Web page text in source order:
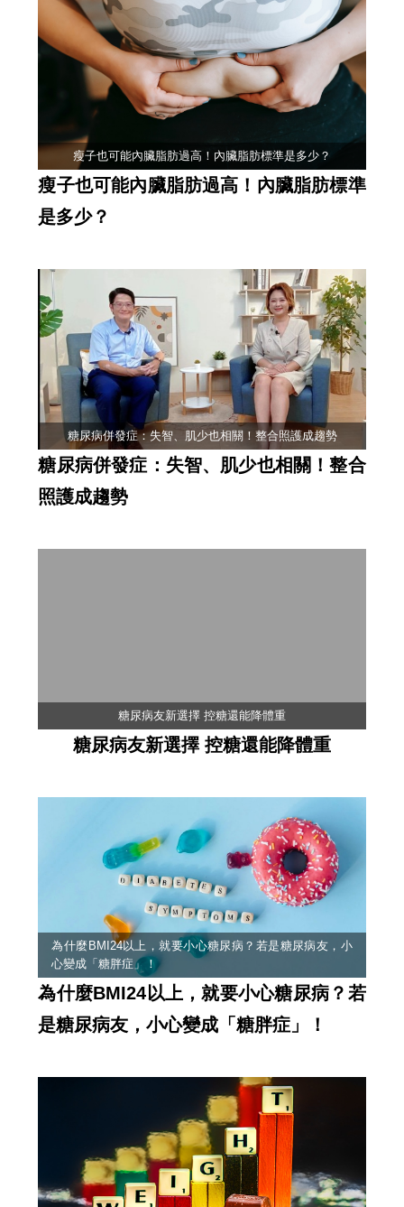
瘦子也可能內臟脂肪過高！內臟脂肪標準是多少？
瘦子也可能內臟脂肪過高！內臟脂肪標準
是多少？
糖尿病併發症：失智、肌少也相關！整合照護成趨勢
糖尿病併發症：失智、肌少也相關！整合
照護成趨勢
糖尿病友新選擇 控糖還能降體重
糖尿病友新選擇 控糖還能降體重
為什麼BMI24以上，就要小心糖尿病？若是糖尿病友，小
心變成「糖胖症」！
為什麼BMI24以上，就要小心糖尿病？若
是糖尿病友，小心變成「糖胖症」！